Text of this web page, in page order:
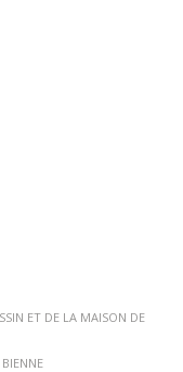
ET DE LA MAISON DE